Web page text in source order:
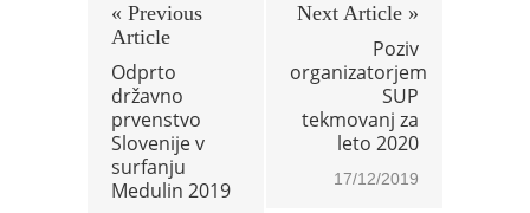
« Previous
Article
Odprto
državno
prvenstvo
Slovenije v
surfanju
Medulin 2019
Next Article »
Poziv
organizatorjem
SUP
tekmovanj za
leto 2020
17/12/2019